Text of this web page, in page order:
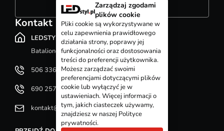
Konfigurator szynoprzewodów
Kontakt
LEDSTYL.pl
Batalionów Chłopskich 12, 94-058 Łódź
506 336 320
690 257 092
kontakt@ledstyl.pl
Zarządzaj zgodami
plików cookie
Pliki cookie są wykorzystywane w
celu zapewnienia prawidłowego
działania strony, poprawy jej
funkcjonalności oraz dostosowania
treści do preferencji użytkownika.
Możesz zarządzać swoimi
preferencjami dotyczącymi plików
cookie lub wyłączyć je w
ustawieniach. Więcej informacji o
tym, jakich ciasteczek używamy,
znajdziesz w naszej Polityce
prywatności.